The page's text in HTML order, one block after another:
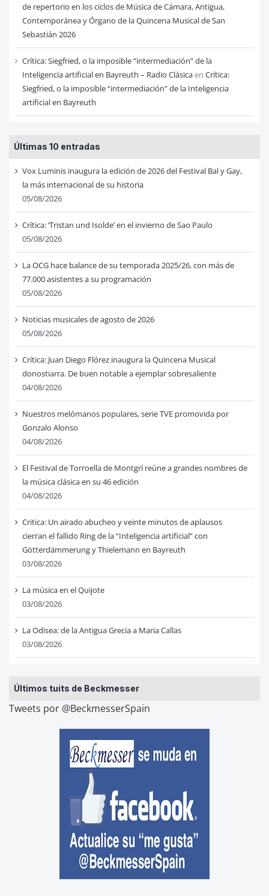
de repertorio en los ciclos de Música de Cámara, Antigua,
Contemporánea y Órgano de la Quincena Musical de San
Sebastián 2026
Crítica: Siegfried, o la imposible “intermediación” de la
Inteligencia artificial en Bayreuth – Radio Clásicaen Crítica:
Siegfried, o la imposible “intermediación” de la Inteligencia
artificial en Bayreuth
Últimas 10 entradas
Vox Luminis inaugura la edición de 2026 del Festival Bal y Gay,
la más internacional de su historia
05/08/2026
Crítica: ‘Tristan und Isolde’ en el invierno de Sao Paulo
05/08/2026
La OCG hace balance de su temporada 2025/26, con más de
77.000 asistentes a su programación
05/08/2026
Noticias musicales de agosto de 2026
05/08/2026
Crítica: Juan Diego Flórez inaugura la Quincena Musical
donostiarra. De buen notable a ejemplar sobresaliente
04/08/2026
Nuestros melómanos populares, serie TVE promovida por
Gonzalo Alonso
04/08/2026
El Festival de Torroella de Montgrí reúne a grandes nombres de
la música clásica en su 46 edición
04/08/2026
Critica: Un airado abucheo y veinte minutos de aplausos
cierran el fallido Ring de la “Inteligencia artificial” con
Götterdämmerung y Thielemann en Bayreuth
03/08/2026
La música en el Quijote
03/08/2026
La Odisea: de la Antigua Grecia a Maria Callas
03/08/2026
Últimos tuits de Beckmesser
Tweets por @BeckmesserSpain